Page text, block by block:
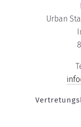
Urban